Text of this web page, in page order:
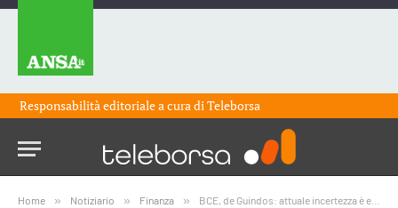
Responsabilità editoriale a cura diTeleborsa
Home » Notiziario » Finanza » BCE, de Guindos: attuale incertezza è enorme, dobbiamo essere prudenti